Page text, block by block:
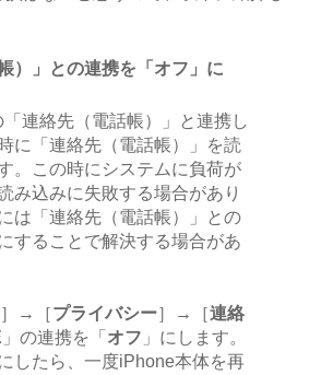
）」との連携を「オフ」に
連絡先（電話帳）」と連携し
に「連絡先（電話帳）」を読
。この時にシステムに負荷が
み込みに失敗する場合があり
は「連絡先（電話帳）」との
することで解決する場合があ
］→［プライバシー］→［連絡
」の連携を「 オフ 」にします。
したら、一度iPhone本体を再